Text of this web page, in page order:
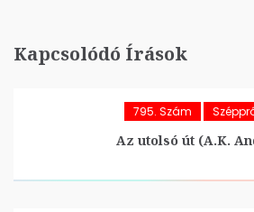
Kapcsolódó Írások
795. Szám
Az utolsó út (A.K.